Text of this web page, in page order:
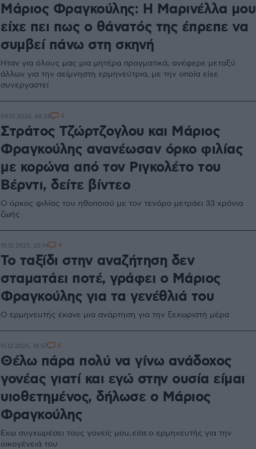
Μάριος Φραγκούλης: Η Μαρινέλλα μου
είχε πει πως ο θάνατός της έπρεπε να
συμβεί πάνω στη σκηνή
Ήταν για όλους μας μια μητέρα πραγματικά, ανέφερε μεταξύ
άλλων για την αείμνηστη ερμηνεύτρια, με την οποία είχε
συνεργαστεί
Στράτος Τζώρτζογλου και Μάριος
Φραγκούλης ανανέωσαν όρκο φιλίας
με κορώνα από τον Ριγκολέτο του
Βέρντι, δείτε βίντεο
Ο όρκος φιλίας του ηθοποιού με τον τενόρο μετράει 33 χρόνια
ζωής
09.01.2026, 06:24 4
Το ταξίδι στην αναζήτηση δεν
σταματάει ποτέ, γράφει ο Μάριος
Φραγκούλης για τα γενέθλιά του
Ο ερμηνευτής έκανε μια ανάρτηση για την ξεχωριστή μέρα
18.12.2025, 20:14 4
Θέλω πάρα πολύ να γίνω ανάδοχος
γονέας γιατί και εγώ στην ουσία είμαι
υιοθετημένος, δήλωσε ο Μάριος
Φραγκούλης
Έχω συγχωρέσει τους γονείς μου, είπε ο ερμηνευτής για την
οικογένειά του
15.12.2025, 18:57 8